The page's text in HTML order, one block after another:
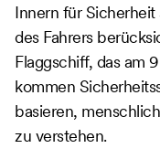
Innern für Sicherheit
des Fahrers
Flaggschiff, das am
kommen
basieren,
zu verstehen.